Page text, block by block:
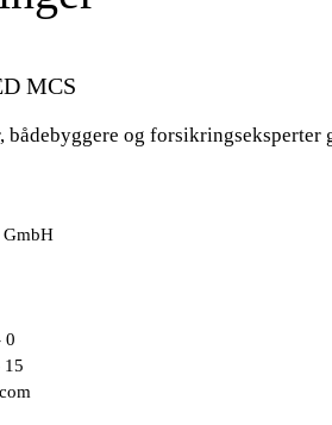
MCS
bådebyggere og
GmbH
0
15